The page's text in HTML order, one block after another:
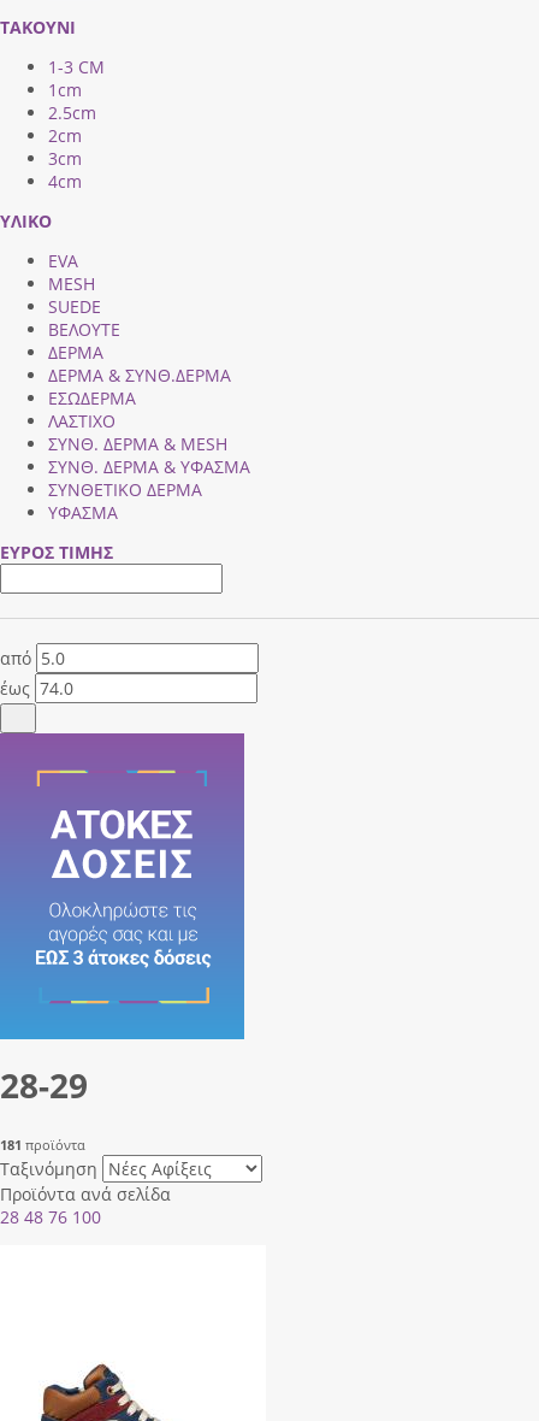
ΤΑΚΟΥΝΙ
1-3 CM
1cm
2.5cm
2cm
3cm
4cm
ΥΛΙΚΟ
EVA
MESH
SUEDE
ΒΕΛΟΥΤΕ
ΔΕΡΜΑ
ΔΕΡΜΑ & ΣΥΝΘ.ΔΕΡΜΑ
ΕΣΩΔΕΡΜΑ
ΛΑΣΤΙΧΟ
ΣΥΝΘ. ΔΕΡΜΑ & MESH
ΣΥΝΘ. ΔΕΡΜΑ & ΥΦΑΣΜΑ
ΣΥΝΘΕΤΙΚΟ ΔΕΡΜΑ
ΥΦΑΣΜΑ
ΕΥΡΟΣ ΤΙΜΗΣ
από
έως
28-29
181 προϊόντα
Ταξινόμηση
Προϊόντα ανά σελίδα
28 48 76 100